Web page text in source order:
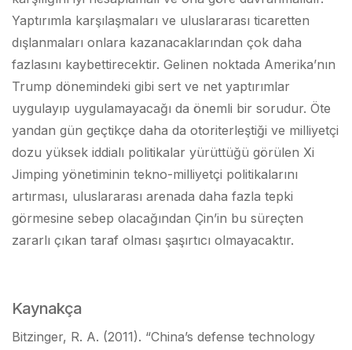
Yaptırımla karşılaşmaları ve uluslararası ticaretten
dışlanmaları onlara kazanacaklarından çok daha
fazlasını kaybettirecektir. Gelinen noktada Amerika’nın
Trump dönemindeki gibi sert ve net yaptırımlar
uygulayıp uygulamayacağı da önemli bir sorudur. Öte
yandan gün geçtikçe daha da otoriterleştiği ve milliyetçi
dozu yüksek iddialı politikalar yürüttüğü görülen Xi
Jimping yönetiminin tekno-milliyetçi politikalarını
artırması, uluslararası arenada daha fazla tepki
görmesine sebep olacağından Çin’in bu süreçten
zararlı çıkan taraf olması şaşırtıcı olmayacaktır.
Kaynakça
Bitzinger, R. A. (2011). “China’s defense technology